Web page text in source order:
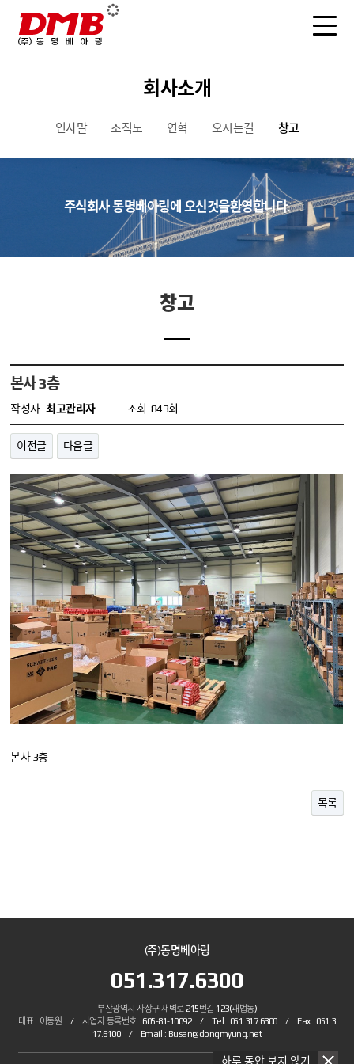
하루 동안 보지 않기
회사소개
인사말 조직도 연혁 오시는길 창고
주식회사 동명베아링에 오신것을환영합니다.
창고
본사 3층
작성자 최고관리자 조회 843회
이전글 다음글
본사 3층
목록
(주)동명베아링
051.317.6300
부산광역시 사상구 새벽로 215번길 123(괘법동)
대표 : 이동원 / 사업자 등록번호 : 605-81-10092 / Tel : 051.317.6300 / Fax : 051.3
17.6100 / Email : Busan@dongmyung.net